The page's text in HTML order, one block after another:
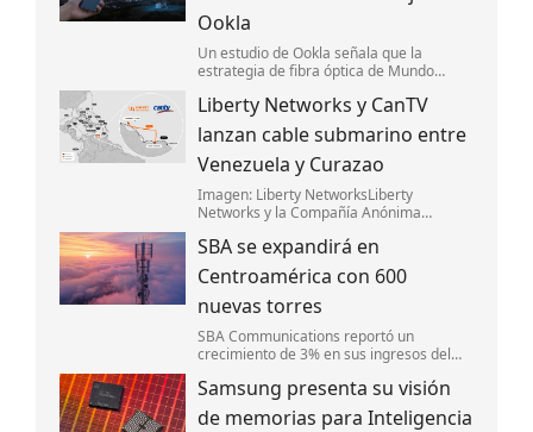
Ookla
Un estudio de Ookla señala que la
estrategia de fibra óptica de Mundo
posicionar a Chile entre los cinco países
con el Internet fijo más rápido del mundo.
Liberty Networks y CanTV
lanzan cable submarino entre
Venezuela y Curazao
Imagen: Liberty NetworksLiberty
Networks y la Compañía Anónima
lanzaron Fénix,un nuevo sistema de cable
submarino de fibra óptica que conectará
Camurí,
SBA se expandirá en
Centroamérica con 600
nuevas torres
SBA Communications reportó un
crecimiento de 3% en sus ingresos del
perspectivas financieras para el año.
Samsung presenta su visión
de memorias para Inteligencia